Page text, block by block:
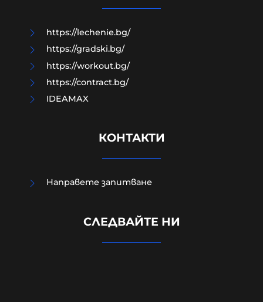
„Петрохан“: близки се питат
https://lechenie.bg/
https://gradski.bg/
https://workout.bg/
https://contract.bg/
IDEAMAX
КОНТАКТИ
Направете запитване
СЛЕДВАЙТЕ НИ